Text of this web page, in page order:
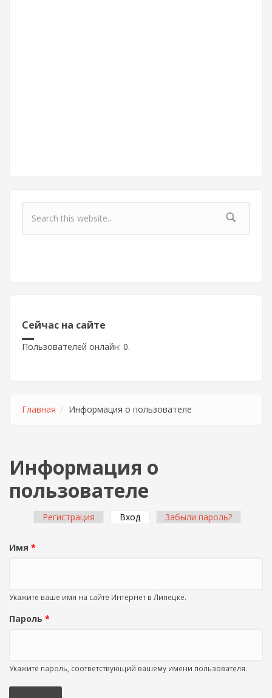
Форма поиска
Сейчас на сайте
Пользователей онлайн: 0.
Главная Информация о пользователе
Информация о
пользователе
Регистрация Вход (активная вкладка)
Забыли пароль?
Имя *
Укажите ваше имя на сайте Интернет в Липецке.
Пароль *
Укажите пароль, соответствующий вашему имени пользователя.